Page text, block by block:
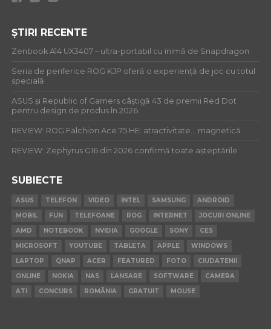
ȘTIRI RECENTE
Zenbook A14 UX3407 – ultra-portabil cu inimă de Snapdragon
Seria de periferice ROG KJP oferă o experiență de joc cu totul
specială
ASUS și Republic of Gamers câștigă 43 de premii Red Dot
pentru design de produs în 2026
REVIEW: ROG Falchion Ace 75 HE: atractivitate… magnetică
REVIEW: Zephyrus G16 din 2026 confirmă toate așteptările
SUBIECTE
ASUS TELEFON VIDEO INTEL SAMSUNG
ANDROID
MOBIL
FUN TELEFOANE ROG INTERNET
JOCURI ONLINE
AMD
NOTEBOOK NVIDIA GOOGLE SONY
CES
MICROSOFT
YOUTUBE TABLETA APPLE
WINDOWS
LAPTOP
QNAP ACER FEATURED FOTO
CIUDATENII
ONLINE
NOKIA NAS LANSARE SOFTWARE
CAMERA
ATI
CONCURS ROMÂNIA GRATUIT MOUSE